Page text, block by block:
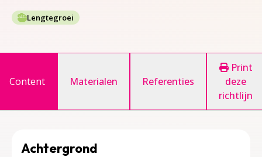
Lengtegroei
Content Materialen Referenties
Print
deze
richtlijn
Achtergrond